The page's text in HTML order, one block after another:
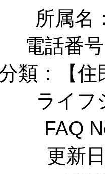
所属名
電話番
類：【
ライフ
FAQ
更新